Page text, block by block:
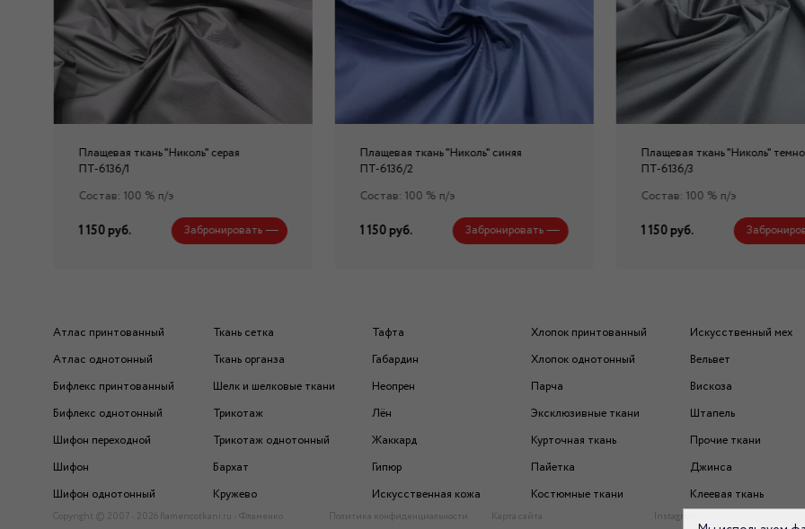
Плащевая ткань "Николь" серая
ПТ-6136/1
Состав: 100 % п/э
1 150 руб. Забронировать
Плащевая ткань "Николь" синяя
ПТ-6136/2
Состав: 100 % п/э
1 150 руб. Забронировать
Плащевая ткань "Николь"
ПТ-6136/3
Состав: 100 % п/э
1 150 руб.
Атлас принтованный
Атлас однотонный
Бифлекс принтованный
Бифлекс однотонный
Шифон переходной
Шифон
Шифон однотонный
Ткань сетка
Ткань органза
Шелк и шелковые ткани
Трикотаж
Трикотаж однотонный
Бархат
Кружево
Тафта
Габардин
Неопрен
Лён
Жаккард
Гипюр
Искусственная кожа
Хлопок принтованный
Хлопок однотонный
Парча
Эксклюзивные ткани
Курточная ткань
Пайетка
Костюмные ткани
Искусственный мех
Вельвет
Вискоза
Штапель
Прочие ткани
Джинса
Клеевая ткань
Copyright © 2007 - 2026 flamencotkani.ru - Фламенко Политика конфиденциальности Карта сайта Instagram